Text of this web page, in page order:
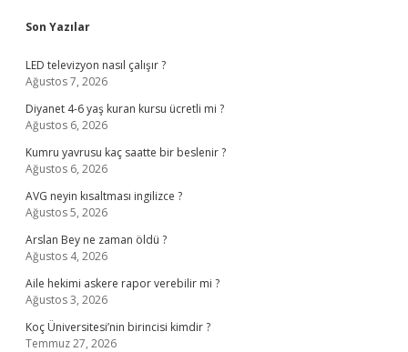
Sidebar
Son Yazılar
LED televizyon nasıl çalışır ?
Ağustos 7, 2026
Diyanet 4-6 yaş kuran kursu ücretli mi ?
Ağustos 6, 2026
Kumru yavrusu kaç saatte bir beslenir ?
Ağustos 6, 2026
AVG neyin kısaltması ingilizce ?
Ağustos 5, 2026
Arslan Bey ne zaman öldü ?
Ağustos 4, 2026
Aile hekimi askere rapor verebilir mi ?
Ağustos 3, 2026
Koç Üniversitesi’nin birincisi kimdir ?
Temmuz 27, 2026